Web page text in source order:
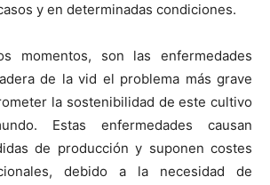
y en determinadas condiciones.
momentos, son las enfermedades
de la vid el problema más grave
la sostenibilidad de este cultivo
Estas enfermedades causan
de producción y suponen costes
debido a la necesidad de